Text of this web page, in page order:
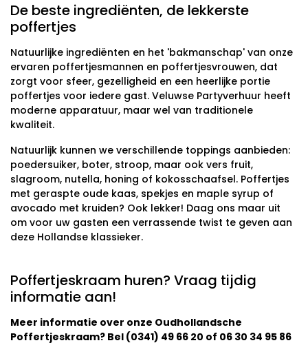
De beste ingrediënten, de lekkerste
poffertjes
Natuurlijke ingrediënten en het 'bakmanschap' van onze
ervaren poffertjesmannen en poffertjesvrouwen, dat
zorgt voor sfeer, gezelligheid en een heerlijke portie
poffertjes voor iedere gast. Veluwse Partyverhuur heeft
moderne apparatuur, maar wel van traditionele
kwaliteit.
Natuurlijk kunnen we verschillende toppings aanbieden:
poedersuiker, boter, stroop, maar ook vers fruit,
slagroom, nutella, honing of kokosschaafsel. Poffertjes
met geraspte oude kaas, spekjes en maple syrup of
avocado met kruiden? Ook lekker! Daag ons maar uit
om voor uw gasten een verrassende twist te geven aan
deze Hollandse klassieker.
Poffertjeskraam huren? Vraag tijdig
informatie aan!
Meer informatie over onze Oudhollandsche
Poffertjeskraam? Bel (0341) 49 66 20 of 06 30 34 95 86